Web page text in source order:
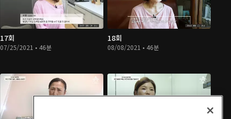
17회
07/25/2021 • 46분
18회
08/08/2021 • 46분